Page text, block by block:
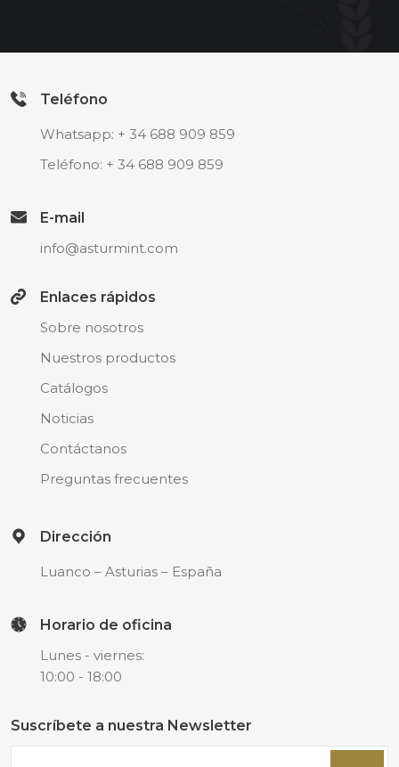
Suscríbete a nuestra Newsletter
Enlaces rápidos
Sobre nosotros
Nuestros productos
Catálogos
Noticias
Contáctanos
Preguntas frecuentes
Dirección
Luanco – Asturias – España
Horario de oficina
Lunes - viernes:
10:00 - 18:00
Teléfono
Whatsapp: + 34 688 909 859
Teléfono: + 34 688 909 859
E-mail
info@asturmint.com